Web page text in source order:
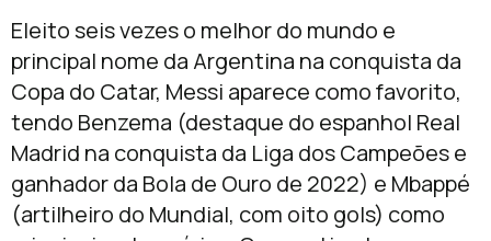
Eleito seis vezes o melhor do mundo e
principal nome da Argentina na conquista da
Copa do Catar, Messi aparece como favorito,
tendo Benzema (destaque do espanhol Real
Madrid na conquista da Liga dos Campeões e
ganhador da Bola de Ouro de 2022) e Mbappé
(artilheiro do Mundial, com oito gols) como